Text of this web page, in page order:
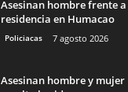
Asesinan hombre frente a
residencia en Humacao
Policiacas 7 agosto 2026
Asesinan hombre y mujer